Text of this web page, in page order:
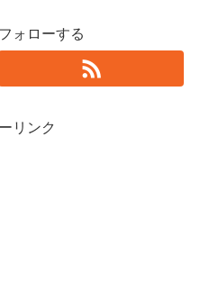
ォローする
リンク